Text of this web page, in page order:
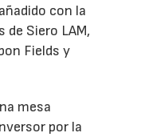
con la
Siero LAM,
Fields y
mesa
por la